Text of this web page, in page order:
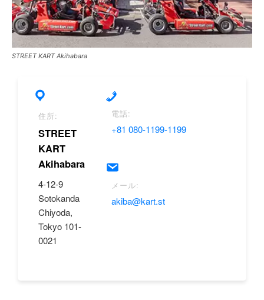
STREET KART Akihabara
住所:
STREET
KART
Akihabara
4-12-9
Sotokanda
Chiyoda,
Tokyo 101-
0021
電話:
+81 080-1199-1199
メール:
akiba@kart.st